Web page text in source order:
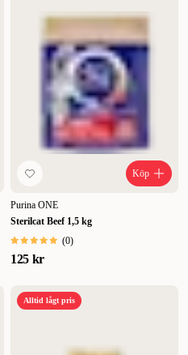
Köp
Purina ONE
Sterilcat Beef 1,5 kg
(0)
125 kr
Alltid lågt pris